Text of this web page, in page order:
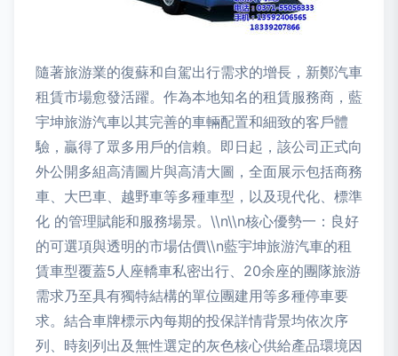
隨著旅游業的復蘇和自駕出行需求的增長，新鄭汽車
租賃市場愈發活躍。作為本地知名的租賃服務商，藍
宇坤旅游汽車以其完善的車輛配置和細致的客戶體
驗，贏得了眾多用戶的信賴。即日起，該公司正式向
外公開多組高清圖片與高清大圖，全面展示包括商務
車、大巴車、越野車等多種車型，以及現代化、標準
化 的管理賦能和服務場景。\\n\\n核心優勢一：良好
的可選項與透明的市場估價\\n藍宇坤旅游汽車的租
賃車型覆蓋5人座轎車私密出行、20余座的團隊旅游
需求乃至具有獨特結構的單位團建用等多種停車要
求。結合車牌標示內每期的投保詳情背景均依次序
列、時刻列出及無性選定的灰色核心供給產品環境因